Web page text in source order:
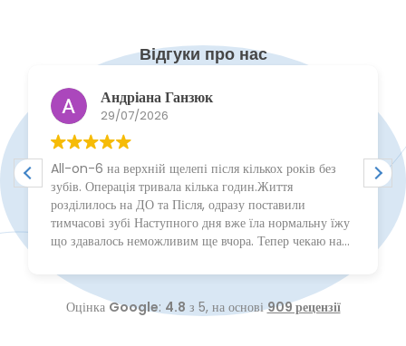
Відгуки про нас
Андріана Ганзюк
29/07/2026
All-on-6 на верхній щелепі після кількох років без
зубів. Операція тривала кілька годин.Життя
розділилось на ДО та Після, одразу поставили
тимчасові зубі Наступного дня вже їла нормальну їжу
що здавалось неможливим ще вчора. Тепер чекаю на
Оцінка Google: 4.8 з 5, на основі909 рецензії